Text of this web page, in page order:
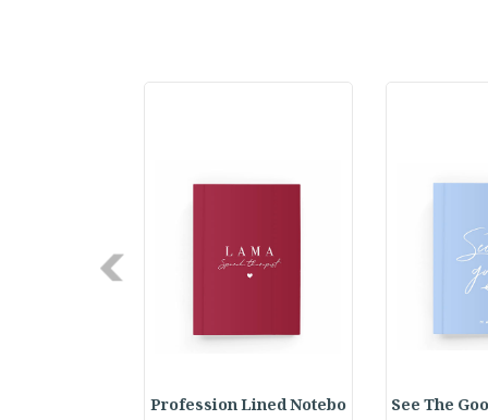
See The
Profession Lined Notebo
Next